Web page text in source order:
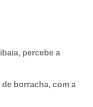
percebe a
borracha, com a